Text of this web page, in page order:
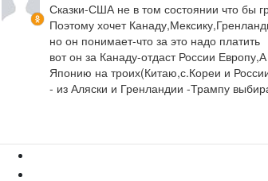
Сказки-США не в том состоянии что бы
Поэтому хочет
но он понимает-что за это надо платить
вот он за Канаду-отдаст России
Японию на троих(Китаю,с.Кореи и
- из Аляски и Гренландии -Трампу